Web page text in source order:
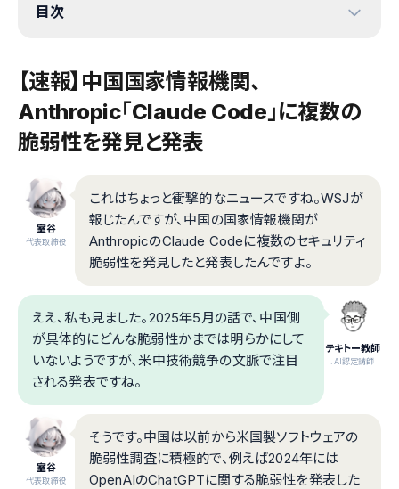
目次
【速報】中国国家情報機関、
Anthropic「Claude Code」に複数の
脆弱性を発見と発表
室谷
代表取締役
これはちょっと衝撃的なニュースですね。WSJが
報じたんですが、中国の国家情報機関が
AnthropicのClaude Codeに複数のセキュリティ
脆弱性を発見したと発表したんですよ。
テキトー教師
.AI認定講師
ええ、私も見ました。2025年5月の話で、中国側
が具体的にどんな脆弱性かまでは明らかにして
いないようですが、米中技術競争の文脈で注目
される発表ですね。
室谷
代表取締役
そうです。中国は以前から米国製ソフトウェアの
脆弱性調査に積極的で、例えば2024年には
OpenAIのChatGPTに関する脆弱性を発表した